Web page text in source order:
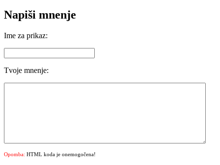
Napiši mnenje
Ime za prikaz:
Tvoje mnenje:
Opomba: HTML koda je onemogočena!